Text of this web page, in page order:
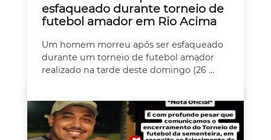
esfaqueado durante torneio de
futebol amador em Rio Acima
Um homem morreu após ser esfaqueado
durante um torneio de futebol amador
realizado na tarde deste domingo (26 ...